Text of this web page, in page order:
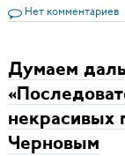
Нет комментариев
Думаем
некрасивых
Черновым